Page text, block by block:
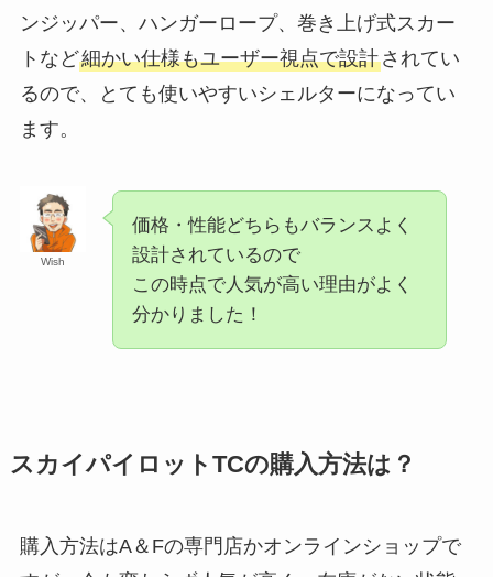
ンジッパー、ハンガーロープ、巻き上げ式スカー
トなど細かい仕様もユーザー視点で設計されてい
るので、とても使いやすいシェルターになってい
ます。
Wish
価格・性能どちらもバランスよく
設計されているので
この時点で人気が高い理由がよく
分かりました！
スカイパイロットTCの購入方法は？
購入方法はA＆Fの専門店かオンラインショップで